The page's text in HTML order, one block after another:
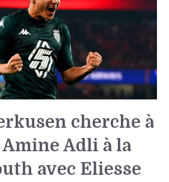
cherche à
Adli à la
avec Eliesse